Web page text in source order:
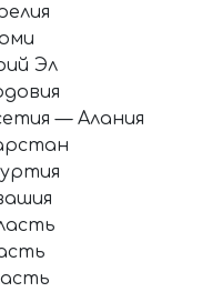
Эл
— Алания